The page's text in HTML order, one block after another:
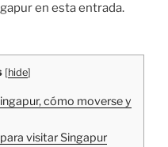
en esta entrada.
[hide]
cómo moverse y
visitar Singapur